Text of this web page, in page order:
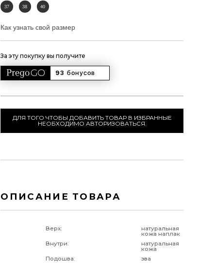
37 38 40
Как узнать свой размер
За эту покупку вы получите
93 бонусов
ДЛЯ ТОГО ЧТОБЫ ДОБАВИТЬ ТОВАР В ИЗБРАННЫЕ
НЕОБХОДИМО АВТОРИЗОВАТЬСЯ.
ОПИСАНИЕ ТОВАРА
Верх: натуральная
кожа наплак
Внутри:
натуральная
кожа
Подошва:
эва